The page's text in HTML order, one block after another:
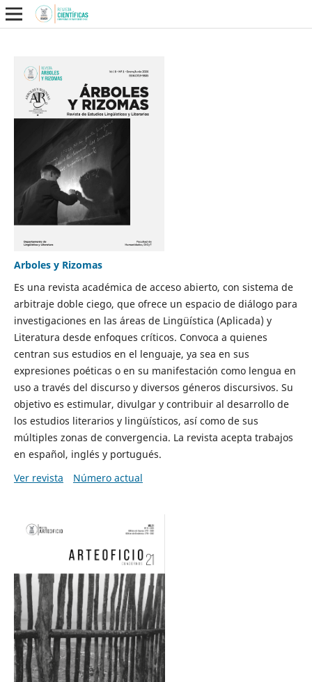
Arboles y Rizomas
Es una revista académica de acceso abierto, con sistema de
arbitraje doble ciego, que ofrece un espacio de diálogo para
investigaciones en las áreas de Lingüística (Aplicada) y
Literatura desde enfoques críticos. Convoca a quienes
centran sus estudios en el lenguaje, ya sea en sus
expresiones poéticas o en su manifestación como lengua en
uso a través del discurso y diversos géneros discursivos. Su
objetivo es estimular, divulgar y contribuir al desarrollo de
los estudios literarios y lingüísticos, así como de sus
múltiples zonas de convergencia. La revista acepta trabajos
en español, inglés y portugués.
Ver revista
Número actual